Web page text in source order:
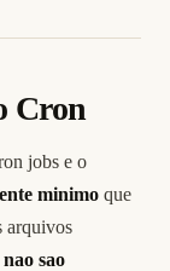
Cron
jobs e o
minimo que
arquivos
nao sao